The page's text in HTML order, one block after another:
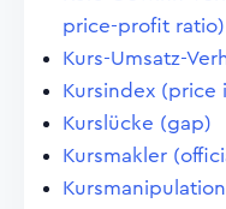
price-profit ratio)
Kurs-Umsatz-
Kursindex (price
Kurslücke (gap)
Kursmakler